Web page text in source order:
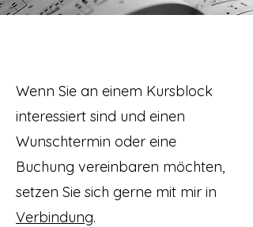
Wenn Sie an einem Kursblock
interessiert sind und einen
Wunschtermin oder eine
Buchung vereinbaren möchten,
setzen Sie sich gerne mit mir in
Verbindung.